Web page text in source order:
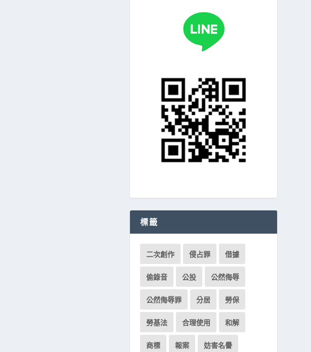
標籤
二次創作 侵占罪 借據
偷錄音 公投 公然侮辱
公然侮辱罪 分居 勞保
勞基法 合理使用 和解
商標 報案 妨害名譽